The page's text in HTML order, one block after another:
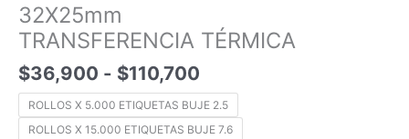
32X25mm
TRANSFERENCIA TÉRMICA
$36,900 - $110,700
ROLLOS X 5.000 ETIQUETAS BUJE 2.5
ROLLOS X 15.000 ETIQUETAS BUJE 7.6